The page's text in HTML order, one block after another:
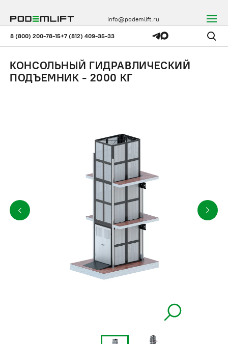
8 (800) 200-78-15+7 (812) 409-35-33
info@podemlift.ru
КОНСОЛЬНЫЙ ГИДРАВЛИЧЕСКИЙ
ПОДЪЕМНИК - 2000 КГ